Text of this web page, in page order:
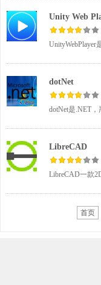
Unity Web
dotNet
LibreCAD
首页